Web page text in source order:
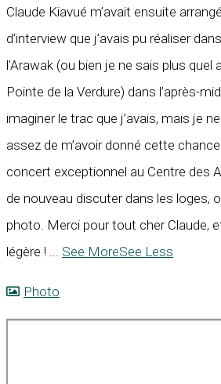
Claude Kiavué m’avait ensuite
d’interview que j’avais pu réaliser
l’Arawak (ou bien je ne sais plus quel
Pointe de la Verdure) dans l’après-
imaginer le trac que j’avais, mais je
assez de m’avoir donné cette
concert exceptionnel au Centre des
de nouveau discuter dans les loges,
photo. Merci pour tout cher Claude,
légère !
See MoreSee Less
Photo